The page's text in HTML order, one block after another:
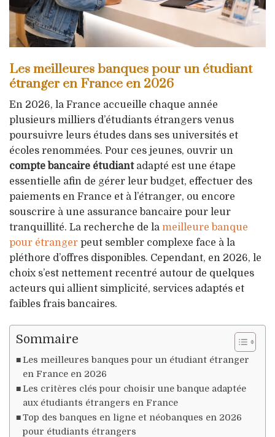
Les meilleures banques pour un étudiant
étranger en France en 2026
En 2026, la France accueille chaque année
plusieurs milliers d’étudiants étrangers venus
poursuivre leurs études dans ses universités et
écoles renommées. Pour ces jeunes, ouvrir un
compte bancaire étudiantadapté est une étape
essentielle afin de gérer leur budget, effectuer des
paiements en France et à l’étranger, ou encore
souscrire à une assurance bancaire pour leur
tranquillité. La recherche de la meilleure banque
pour étranger peut sembler complexe face à la
pléthore d’offres disponibles. Cependant, en 2026, le
choix s’est nettement recentré autour de quelques
acteurs qui allient simplicité, services adaptés et
faibles frais bancaires.
Sommaire
Les meilleures banques pour un étudiant étranger
en France en 2026
Les critères clés pour choisir une banque adaptée
aux étudiants étrangers en France
Top des banques en ligne et néobanques en 2026
pour étudiants étrangers